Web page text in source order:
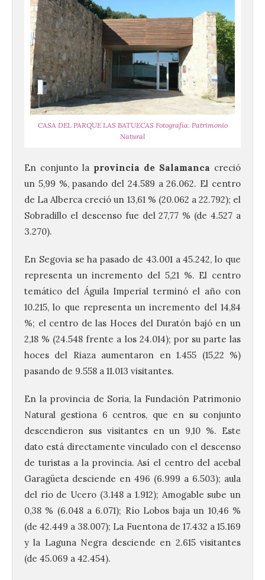
CASA DEL PARQUE LAS BATUECAS Fotografía: Patrimonio
Natural
En conjunto la provincia de Salamanca creció
un 5,99 %, pasando del 24.589 a 26.062. El centro
de La Alberca creció un 13,61 % (20.062 a 22.792); el
Sobradillo el descenso fue del 27,77 % (de 4.527 a
3.270).
En Segovia se ha pasado de 43.001 a 45.242, lo que
representa un incremento del 5,21 %. El centro
temático del Águila Imperial terminó el año con
10.215, lo que representa un incremento del 14,84
%; el centro de las Hoces del Duratón bajó en un
2,18 % (24.548 frente a los 24.014); por su parte las
hoces del Riaza aumentaron en 1.455 (15,22 %)
pasando de 9.558 a 11.013 visitantes.
En la provincia de Soria, la Fundación Patrimonio
Natural gestiona 6 centros, que en su conjunto
descendieron sus visitantes en un 9,10 %. Este
dato está directamente vinculado con el descenso
de turistas a la provincia. Así el centro del acebal
Garagüeta desciende en 496 (6.999 a 6.503); aula
del río de Ucero (3.148 a 1.912); Amogable sube un
0,38 % (6.048 a 6.071); Río Lobos baja un 10,46 %
(de 42.449 a 38.007); La Fuentona de 17.432 a 15.169
y la Laguna Negra desciende en 2.615 visitantes
(de 45.069 a 42.454).